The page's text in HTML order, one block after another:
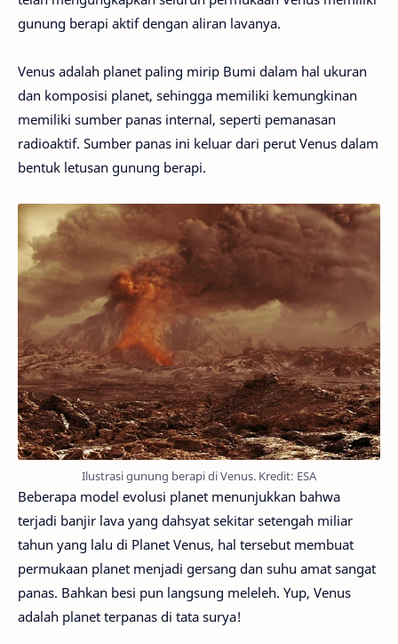
gunung berapi aktif dengan aliran lavanya.
Venus adalah planet paling mirip Bumi dalam hal ukuran
dan komposisi planet, sehingga memiliki kemungkinan
memiliki sumber panas internal, seperti pemanasan
radioaktif. Sumber panas ini keluar dari perut Venus dalam
bentuk letusan gunung berapi.
Ilustrasi gunung berapi di Venus. Kredit: ESA
Beberapa model evolusi planet menunjukkan bahwa
terjadi banjir lava yang dahsyat sekitar setengah miliar
tahun yang lalu di Planet Venus, hal tersebut membuat
permukaan planet menjadi gersang dan suhu amat sangat
panas. Bahkan besi pun langsung meleleh. Yup, Venus
adalah planet terpanas di tata surya!